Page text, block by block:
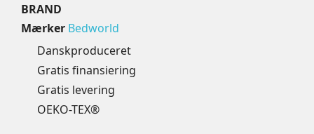
BRAND
Mærker Bedworld
Danskproduceret
Gratis finansiering
Gratis levering
OEKO-TEX®